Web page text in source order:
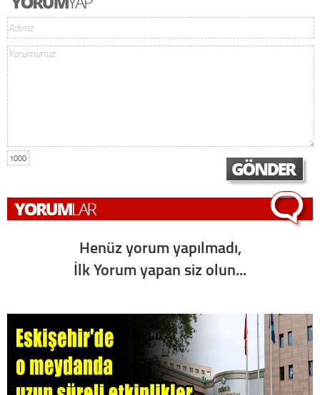
1000
Henüz yorum yapılmadı,
İlk Yorum yapan siz olun...